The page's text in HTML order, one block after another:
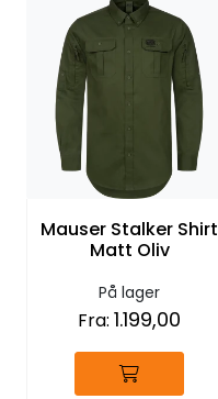
Mauser Stalker Shirt
Matt Oliv
På lager
Fra: 1.199,00